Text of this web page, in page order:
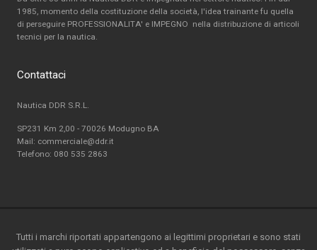
1985, momento della costituzione della società, l'idea trainante fu quella
di perseguire PROFESSIONALITA' e IMPEGNO nella distribuzione di articoli
tecnici per la nautica.
Contattaci
Nautica DDR S.R.L.
SP231 Km 2,00 - 70026 Modugno BA
Mail: commerciale@ddr.it
Telefono: 080 535 2863
Tutti i marchi riportati appartengono ai legittimi proprietari e sono stati